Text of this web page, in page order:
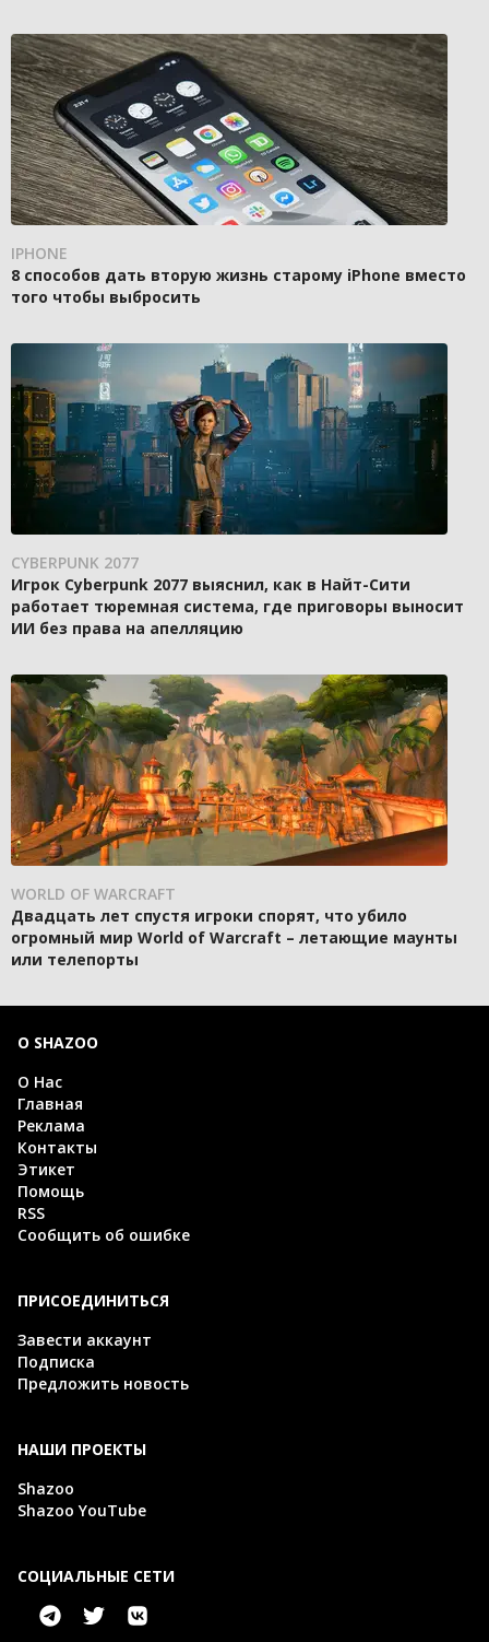
IPHONE
8 способов дать вторую жизнь старому iPhone вместо
того чтобы выбросить
CYBERPUNK 2077
Игрок Cyberpunk 2077 выяснил, как в Найт-Сити
работает тюремная система, где приговоры выносит
ИИ без права на апелляцию
WORLD OF WARCRAFT
Двадцать лет спустя игроки спорят, что убило
огромный мир World of Warcraft – летающие маунты
или телепорты
О SHAZOO
О Нас
Главная
Реклама
Контакты
Этикет
Помощь
RSS
Сообщить об ошибке
ПРИСОЕДИНИТЬСЯ
Завести аккаунт
Подписка
Предложить новость
НАШИ ПРОЕКТЫ
Shazoo
Shazoo YouTube
СОЦИАЛЬНЫЕ СЕТИ